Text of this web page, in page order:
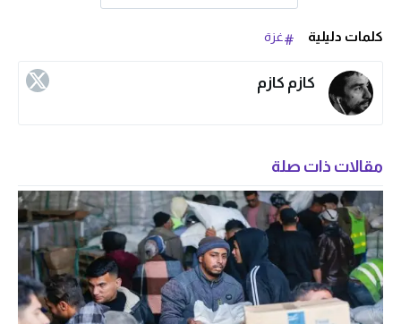
كلمات دليلية غزة
كازم كازم
مقالات ذات صلة